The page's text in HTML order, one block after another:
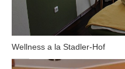
Wellness a la Stadler-Hof